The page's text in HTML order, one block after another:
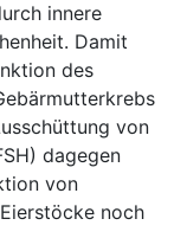
innere
Damit
des
von
dagegen
von
noch